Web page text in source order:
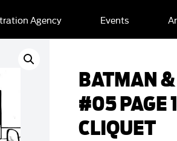
Agency Events
BATMAN
#05 PAGE
CLIQUET